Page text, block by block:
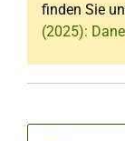
finden Sie
(2025):